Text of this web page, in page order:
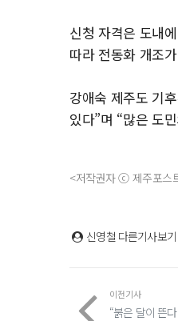
신청 자격은 도내
따라 전동화 개조
강애숙 제주도 기
있다”며 “많은 도
<저작권자 ⓒ 제주포스
신영철 다른기사보기
이전기사
“붉은 달이 뜬